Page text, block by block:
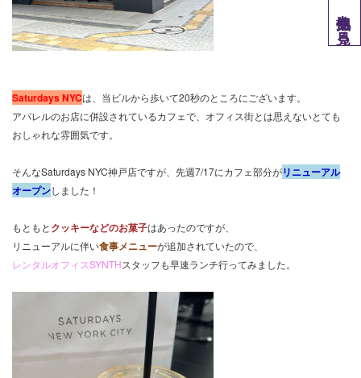
Saturdays NYCは、当ビルから歩いて20秒のところにございます。
アパレルのお店に併設されているカフェで、オフィス街とは思えないとても
おしゃれな雰囲気です。
そんなSaturdays NYC神戸店ですが、先週7/17にカフェ部分がリニューアル
オープンしました！
もともと クッキーなどのお菓子はあったのですが、
リニューアルに伴い食事メニューが追加されていたので、
レンタルオフィスSYNTHスタッフも早速ランチ行ってみました。
他拠点を見る